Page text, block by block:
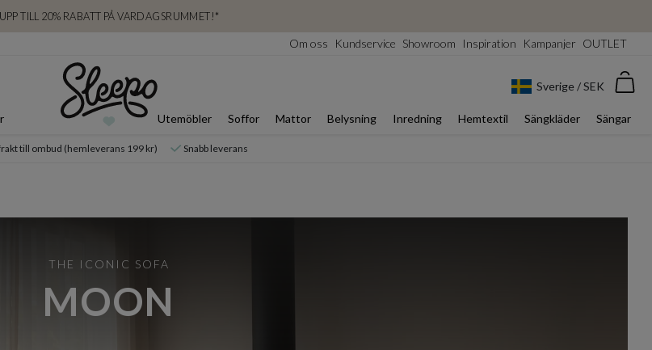
UPP TILL 20% RABATT PÅ VARDAGSRUMMET!*
Om oss Kundservice Showroom Inspiration Kampanjer OUTLET
Sverige / SEK
Utemöbler Soffor Mattor Belysning Inredning Hemtextil Sängkläder Sängar
till ombud (hemleverans 199 kr) Snabb leverans
THE ICONIC SOFA
MOON